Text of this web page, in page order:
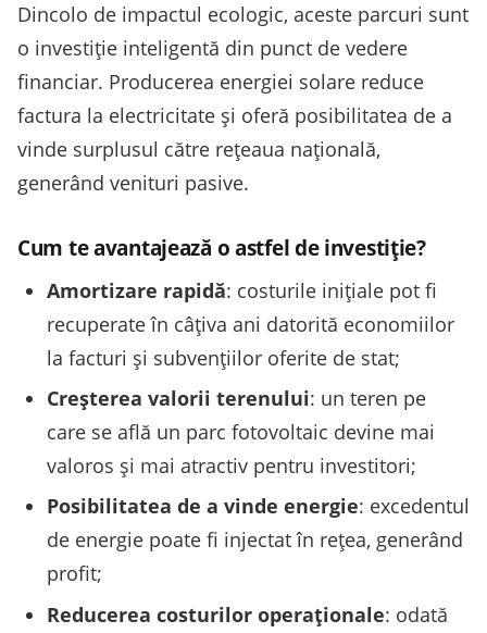
Dincolo de impactul ecologic, aceste parcuri sunt
o investiție inteligentă din punct de vedere
financiar. Producerea energiei solare reduce
factura la electricitate și oferă posibilitatea de a
vinde surplusul către rețeaua națională,
generând venituri pasive.
Cum te avantajează o astfel de investiție?
Amortizare rapidă: costurile inițiale pot fi
recuperate în câțiva ani datorită economiilor
la facturi și subvențiilor oferite de stat;
Creșterea valorii terenului: un teren pe
care se află un parc fotovoltaic devine mai
valoros și mai atractiv pentru investitori;
Posibilitatea de a vinde energie: excedentul
de energie poate fi injectat în rețea, generând
profit;
Reducerea costurilor operaționale: odată